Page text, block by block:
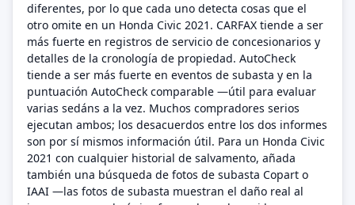
diferentes, por lo que cada uno detecta cosas que el
otro omite en un Honda Civic 2021. CARFAX tiende a ser
más fuerte en registros de servicio de concesionarios y
detalles de la cronología de propiedad. AutoCheck
tiende a ser más fuerte en eventos de subasta y en la
puntuación AutoCheck comparable —útil para evaluar
varias sedáns a la vez. Muchos compradores serios
ejecutan ambos; los desacuerdos entre los dos informes
son por sí mismos información útil. Para un Honda Civic
2021 con cualquier historial de salvamento, añada
también una búsqueda de fotos de subasta Copart o
IAAI —las fotos de subasta muestran el daño real al